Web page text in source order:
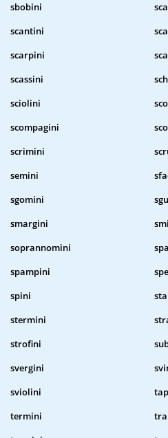
sbobini
scantini
scarpini
scassini
sciolini
scompagini
scrimini
semini
sgomini
smargini
soprannomini
spampini
spini
stermini
strofini
svergini
sviolini
termini